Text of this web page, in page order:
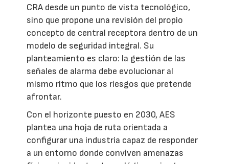
CRA desde un punto de vista tecnológico,
sino que propone una revisión del propio
concepto de central receptora dentro de un
modelo de seguridad integral. Su
planteamiento es claro: la gestión de las
señales de alarma debe evolucionar al
mismo ritmo que los riesgos que pretende
afrontar.
Con el horizonte puesto en 2030, AES
plantea una hoja de ruta orientada a
configurar una industria capaz de responder
a un entorno donde conviven amenazas